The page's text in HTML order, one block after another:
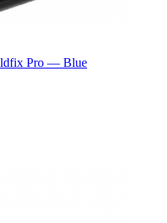
Pro — Blue